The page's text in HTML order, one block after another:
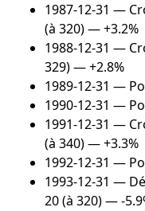
1987-12-31 —
(à 320) — +3.2%
1988-12-31 —
329) — +2.8%
1989-12-31 —
1990-12-31 —
1991-12-31 —
(à 340) — +3.3%
1992-12-31 —
1993-12-31 —
20 (à 320) — -